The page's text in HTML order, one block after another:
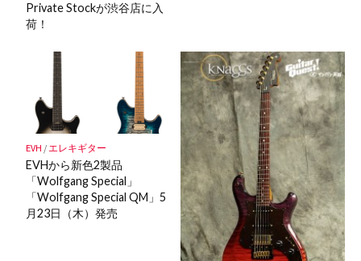
Private Stockが渋谷店に入
荷！
EVH / エレキギター
EVHから新色2製品
「Wolfgang Special」
「Wolfgang Special QM」5
月23日（木）発売